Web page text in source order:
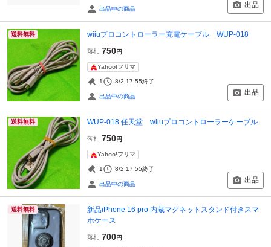
出品中の商品 出品
送料無料 wiiuプロコントローラー充電ケーブル WUP-018
落札 750円
Yahoo!フリマ
1 8/2 17:55終了
出品中の商品 出品
送料無料 WUP-018 任天堂 wiiuプロコントローラーケーブル
落札 750円
Yahoo!フリマ
1 8/2 17:55終了
出品中の商品 出品
送料無料
新品iPhone 16 pro 内蔵マグネットスタンド付きスマ
ホケース
落札 700円